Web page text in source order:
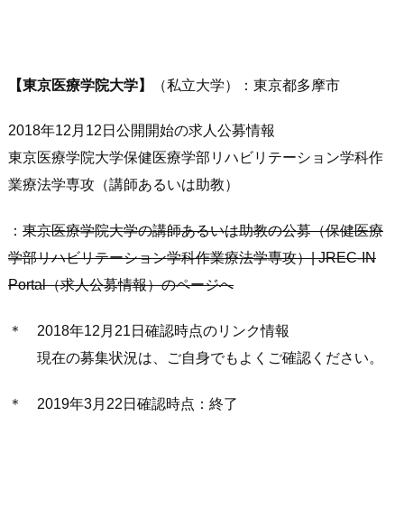
【東京医療学院大学】 （私立大学）：東京都多摩市
2018年12月12日公開開始の求人公募情報
東京医療学院大学保健医療学部リハビリテーション学科作
業療法学専攻（講師あるいは助教）
： 東京医療学院大学の講師あるいは助教の公募（保健医療
学部リハビリテーション学科作業療法学専攻）| JREC-IN
Portal（求人公募情報）のページへ
＊ 2018年12月21日確認時点のリンク情報
現在の募集状況は、ご自身でもよくご確認ください。
＊ 2019年3月22日確認時点：終了